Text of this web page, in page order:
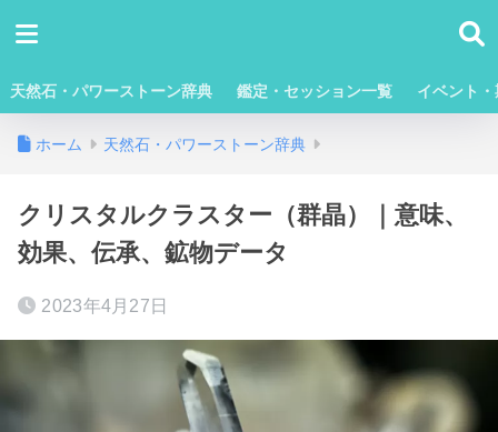
天然石・パワーストーン辞典 鑑定・セッション一覧 イベント
ホーム 天然石・パワーストーン辞典
クリスタルクラスター（群晶）｜意味、
効果、伝承、鉱物データ
2023年4月27日